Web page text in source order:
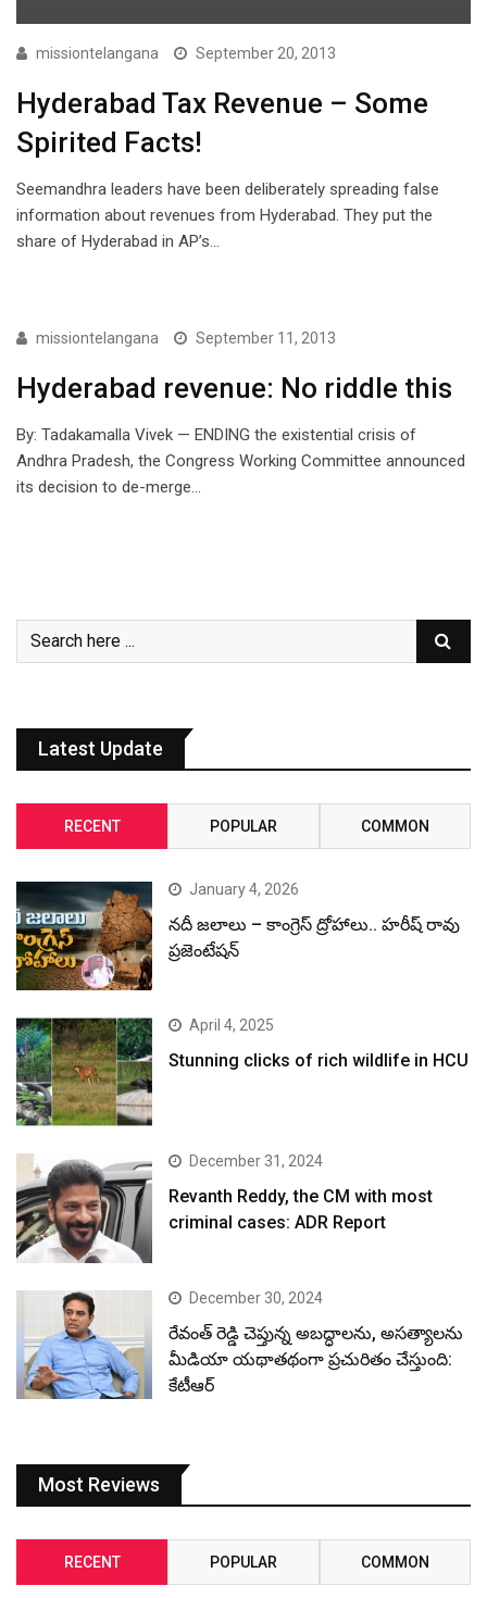
missiontelangana September 20, 2013
Hyderabad Tax Revenue – Some
Spirited Facts!
Seemandhra leaders have been deliberately spreading false
information about revenues from Hyderabad. They put the
share of Hyderabad in AP’s…
COVER STORY
missiontelangana September 11, 2013
Hyderabad revenue: No riddle this
By: Tadakamalla Vivek — ENDING the existential crisis of
Andhra Pradesh, the Congress Working Committee announced
its decision to de-merge…
Latest Update
RECENT POPULAR COMMON
January 4, 2026
నదీ జలాలు – కాంగ్రెస్ ద్రోహాలు.. హరీష్ రావు
ప్రజెంటేషన్
April 4, 2025
Stunning clicks of rich wildlife in HCU
December 31, 2024
Revanth Reddy, the CM with most
criminal cases: ADR Report
December 30, 2024
రేవంత్ రెడ్డి చెప్తున్న అబద్ధాలను, అసత్యాలను
మీడియా యథాతథంగా ప్రచురితం చేస్తుంది:
కేటీఆర్
Most Reviews
RECENT POPULAR COMMON